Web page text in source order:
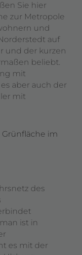
Sie hier
zur Metropole
und
auf
und der kurzen
beliebt.
mit
aber auch der
mit
des
ist in
es mit der